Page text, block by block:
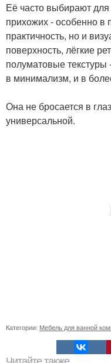
Её часто выбирают
прихожих - особенно в
практичность, но и
поверхность, лёгкие
полуматовые текстуры
в минимализм, и в
Она не бросается в
универсальной.
Категории: Мебель для ванной